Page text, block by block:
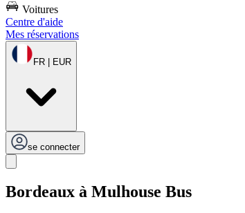
Voitures
Centre d'aide
Mes réservations
FR | EUR
se connecter
Bordeaux à Mulhouse Bus